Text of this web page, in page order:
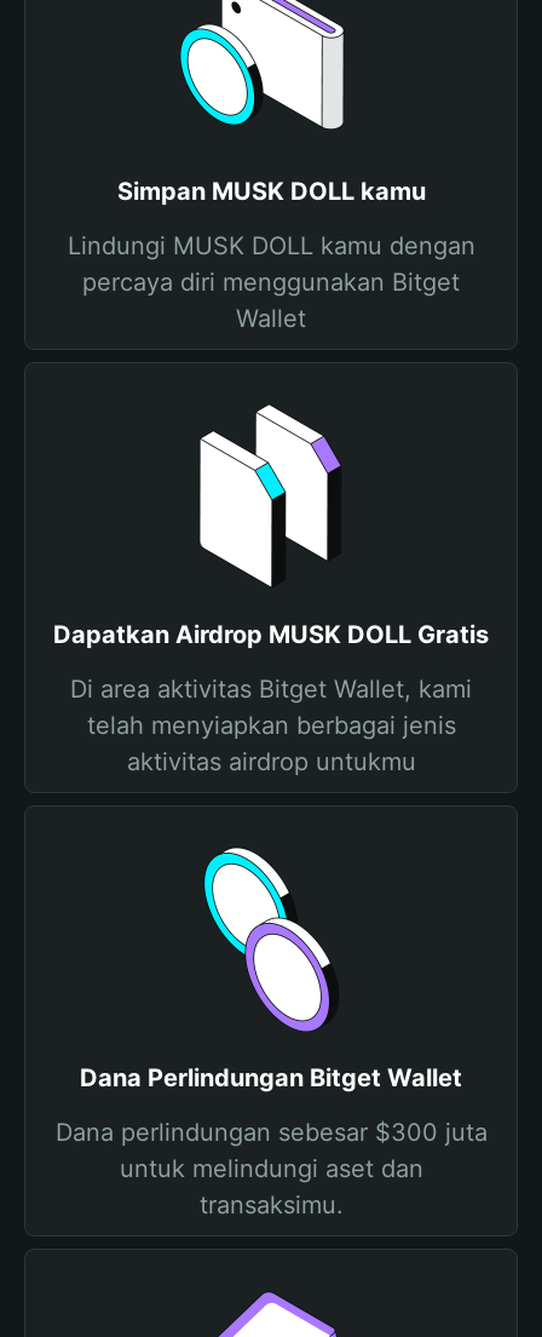
Simpan MUSK DOLL kamu
Lindungi MUSK DOLL kamu dengan
percaya diri menggunakan Bitget
Wallet
Dapatkan Airdrop MUSK DOLL Gratis
Di area aktivitas Bitget Wallet, kami
telah menyiapkan berbagai jenis
aktivitas airdrop untukmu
Dana Perlindungan Bitget Wallet
Dana perlindungan sebesar $300 juta
untuk melindungi aset dan
transaksimu.